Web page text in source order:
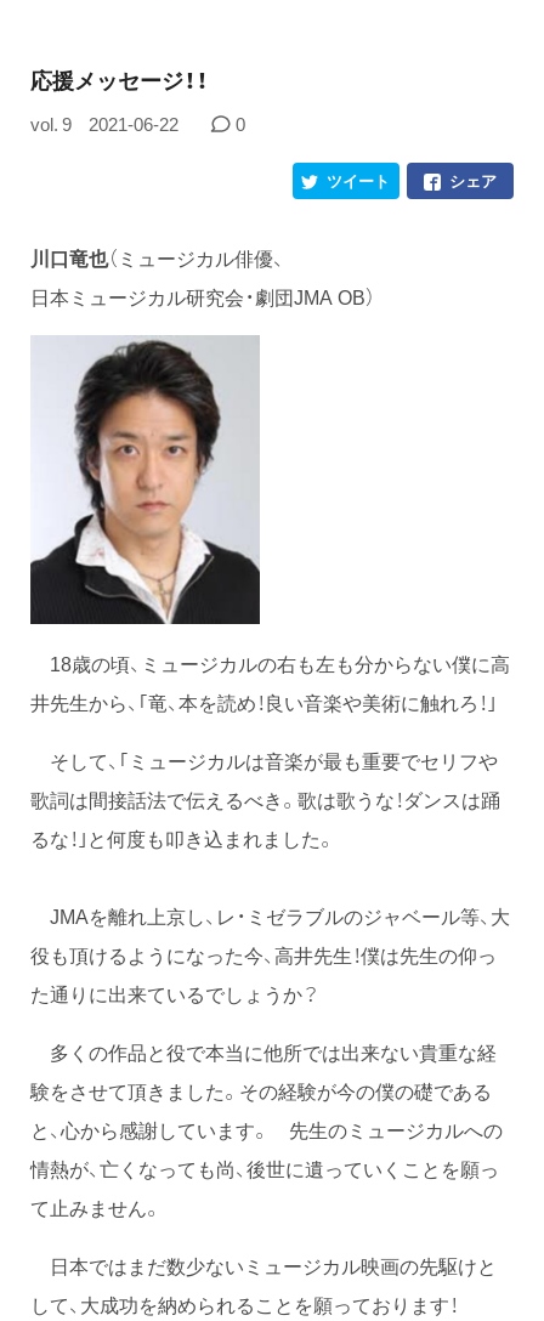
応援メッセージ！！
vol. 9 2021-06-22 0
シェア
ツイート
川口竜也（ミュージカル俳優、
日本ミュージカル研究会・劇団JMA OB）
18歳の頃、ミュージカルの右も左も分からない僕に高
井先生から、｢竜、本を読め！良い音楽や美術に触れろ！｣
そして、｢ミュージカルは音楽が最も重要でセリフや
歌詞は間接話法で伝えるべき。歌は歌うな！ダンスは踊
るな！｣と何度も叩き込まれました。
JMAを離れ上京し、レ・ミゼラブルのジャベール等、大
役も頂けるようになった今、高井先生！僕は先生の仰っ
た通りに出来ているでしょうか？
多くの作品と役で本当に他所では出来ない貴重な経
験をさせて頂きました。その経験が今の僕の礎である
と、心から感謝しています。 先生のミュージカルへの
情熱が、亡くなっても尚、後世に遺っていくことを願っ
て止みません。
日本ではまだ数少ないミュージカル映画の先駆けと
して、大成功を納められることを願っております！